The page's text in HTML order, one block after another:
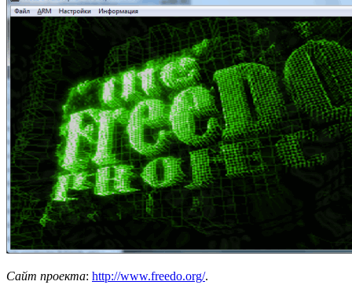
Сайт проекта: http://www.freedo.org/.